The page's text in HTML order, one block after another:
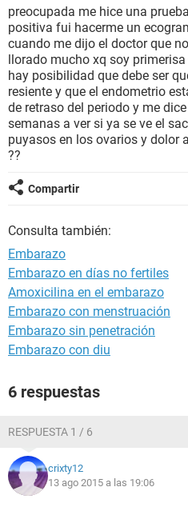
BIENESTAR
SEXUALIDAD
GLOSARIO
preocupada me hice una
positiva fui hacerme un
cuando me dijo el doctor que
llorado mucho xq soy
hay posibilidad que debe ser
resiente y que el endometrio
de retraso del periodo y me
semanas a ver si ya se ve el
puyasos en los ovarios y dolor
??
Compartir
Consulta también:
Embarazo
Embarazo en días no fertiles
Amoxicilina en el embarazo
Embarazo con menstruación
Embarazo sin penetración
Embarazo con diu
6 respuestas
RESPUESTA 1 / 6
crixty12
13 ago 2015 a las 19:06